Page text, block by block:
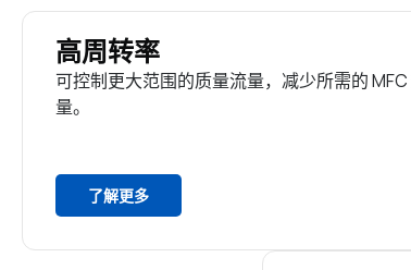
高周转率
可控制更大范围的质量流量，减少所需的 MFC
量。
了解更多